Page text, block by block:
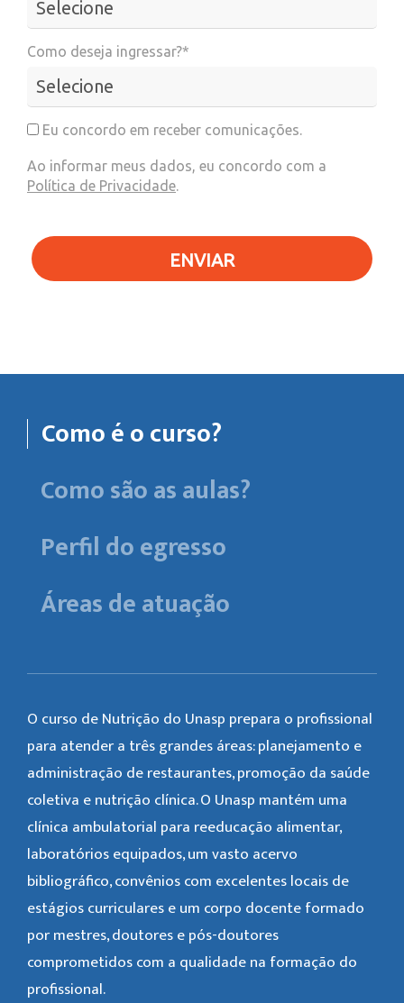
Como deseja ingressar?*
Eu concordo em receber comunicações.
Ao informar meus dados, eu concordo com a
Política de Privacidade.
ENVIAR
Como é o curso?
Como são as aulas?
Perfil do egresso
Áreas de atuação
O curso de Nutrição do Unasp prepara o profissional
para atender a três grandes áreas: planejamento e
administração de restaurantes, promoção da saúde
coletiva e nutrição clínica. O Unasp mantém uma
clínica ambulatorial para reeducação alimentar,
laboratórios equipados, um vasto acervo
bibliográfico, convênios com excelentes locais de
estágios curriculares e um corpo docente formado
por mestres, doutores e pós-doutores
comprometidos com a qualidade na formação do
profissional.